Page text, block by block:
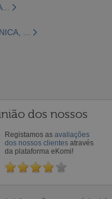
...
dos nossos
Registamos as avaliações
dos nossos clientes através
da plataforma eKomi!